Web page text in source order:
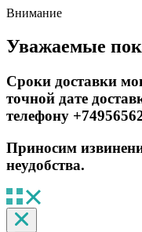
Внимание
Уважаемые
Сроки доставки
точной дате
телефону
Приносим
неудобства.